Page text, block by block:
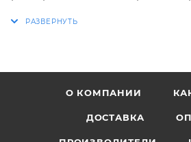
О КОМПАНИИ
ДОСТАВКА